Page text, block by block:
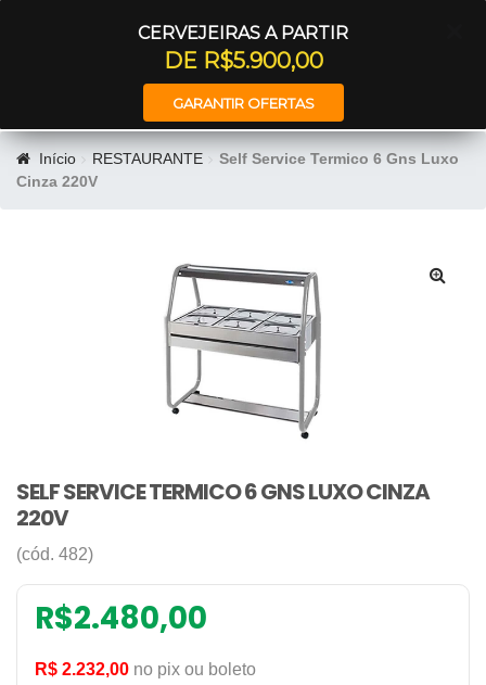
CERVEJEIRAS A PARTIR
DE R$5.900,00
GARANTIR OFERTAS
Início RESTAURANTE
Self Service Termico 6 Gns Luxo
Cinza 220V
SELF SERVICE TERMICO 6 GNS LUXO CINZA
220V
(cód. 482)
R$2.480,00
R$ 2.232,00 no pix ou boleto